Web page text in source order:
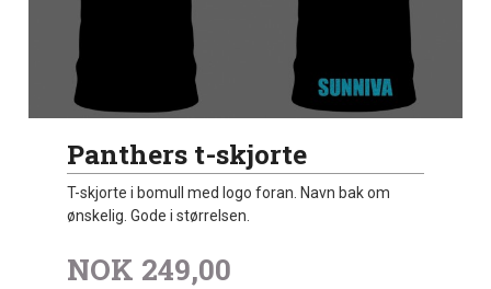
Panthers t-skjorte
T-skjorte i bomull med logo foran. Navn bak om
ønskelig. Gode i størrelsen.
NOK 249,00